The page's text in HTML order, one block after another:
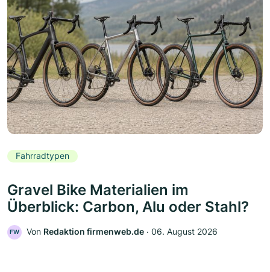
Fahrradtypen
Gravel Bike Materialien im
Überblick: Carbon, Alu oder Stahl?
FW Von Redaktion firmenweb.de ‧ 06. August 2026